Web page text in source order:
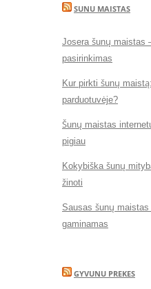
SUNU MAISTAS
Josera šunų maistas
pasirinkimas
Kur pirkti šunų
parduotuvėje?
Šunų maistas
pigiau
Kokybiška šunų
žinoti
Sausas šunų
gaminamas
GYVUNU PREKES